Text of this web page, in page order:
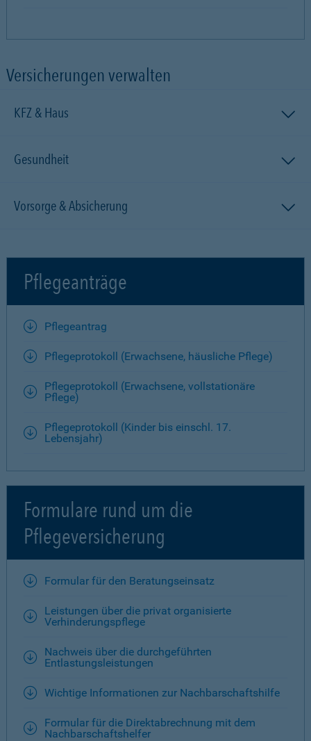
Versicherungen verwalten
KFZ & Haus
Gesundheit
Vorsorge & Absicherung
Pflegeanträge
Pflegeantrag
Pflegeprotokoll (Erwachsene, häusliche Pflege)
Pflegeprotokoll (Erwachsene, vollstationäre
Pflege)
Pflegeprotokoll (Kinder bis einschl. 17.
Lebensjahr)
Formulare rund um die
Pflegeversicherung
Formular für den Beratungseinsatz
Leistungen über die privat organisierte
Verhinderungspflege
Nachweis über die durchgeführten
Entlastungsleistungen
Wichtige Informationen zur Nachbarschaftshilfe
Formular für die Direktabrechnung mit dem
Nachbarschaftshelfer